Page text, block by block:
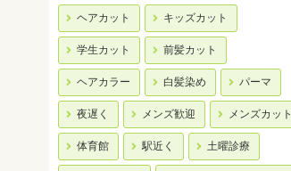
ヘアカット キッズカット
学生カット 前髪カット
ヘアカラー 白髪染め パーマ
夜遅く メンズ歓迎 メンズカット
体育館 駅近く 土曜診療